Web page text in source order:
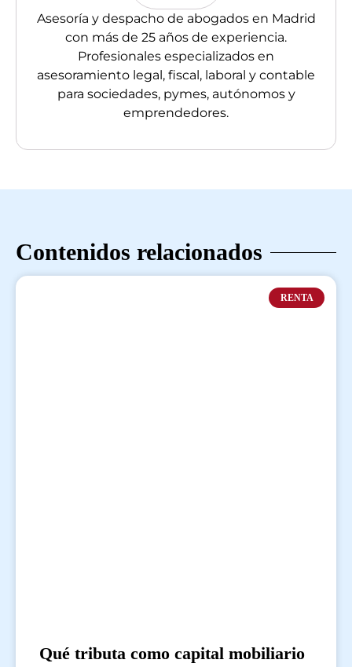
Asesoría y despacho de abogados en Madrid
con más de 25 años de experiencia.
Profesionales especializados en
asesoramiento legal, fiscal, laboral y contable
para sociedades, pymes, autónomos y
emprendedores.
Contenidos relacionados
RENTA
Qué tributa como capital mobiliario